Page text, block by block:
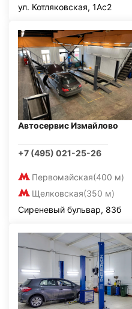
ул. Котляковская, 1Ас2
Автосервис Измайлово
+7 (495) 021-25-26
Первомайская(400 м)
Щелковская(350 м)
Сиреневый бульвар, 83б